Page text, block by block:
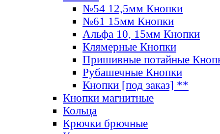
№54 12,5мм Кнопки
№61 15мм Кнопки
Альфа 10, 15мм Кнопки
Клямерные Кнопки
Пришивные потайные
Рубашечные Кнопки
Кнопки [под заказ] **
Кнопки магнитные
Кольца
Крючки брючные